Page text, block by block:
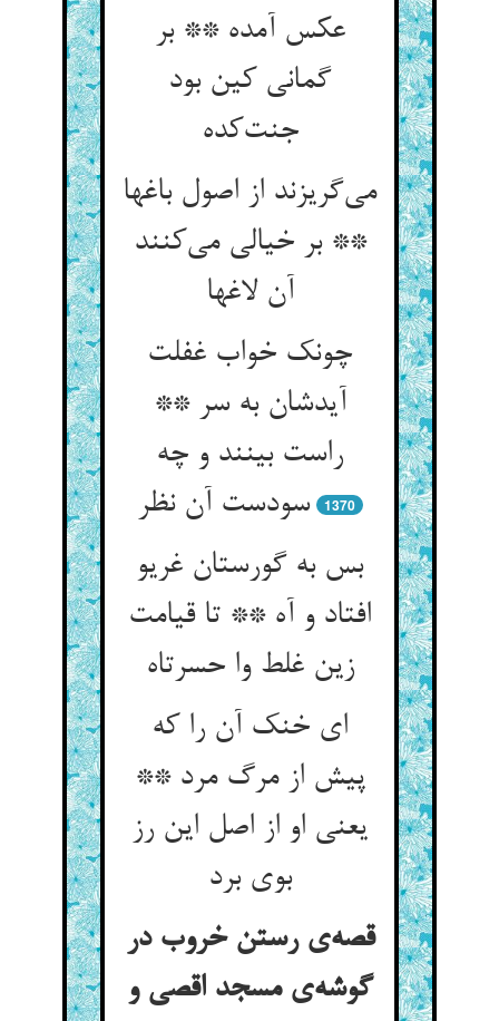
عکس آمده ** بر
گمانی کین بود
جنت‌کده
می‌گریزند از اصول باغها
** بر خیالی می‌کنند
آن لاغها
چونک خواب غفلت
آیدشان به سر **
راست بینند و چه
سودست آن نظر
1370
بس به گورستان غریو
افتاد و آه ** تا قیامت
زین غلط وا حسرتاه
ای خنک آن را که
پیش از مرگ مرد **
یعنی او از اصل این رز
بوی برد
قصه‌ی رستن خروب در
گوشه‌ی مسجد اقصی و